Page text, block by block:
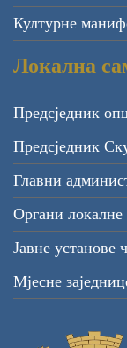
Културне
Локална
Предсједник
Предсједник
Главни
Органи локалне
Јавне установе
Мјесне